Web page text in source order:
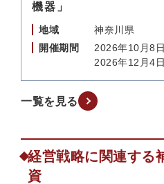
機器」
地域
神奈川県
開催期間
2026年10月8
2026年12月4日
一覧を見る
経営戦略に関連する
資